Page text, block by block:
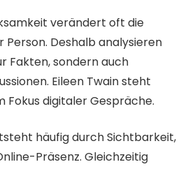
verändert oft die
Person. Deshalb analysieren
Fakten, sondern auch
Eileen Twain steht
Fokus digitaler Gespräche.
häufig durch Sichtbarkeit,
Präsenz. Gleichzeitig